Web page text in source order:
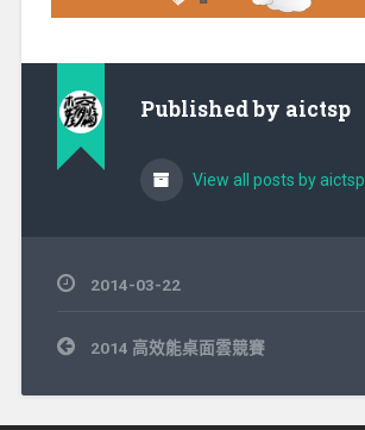
Published by aictsp
View all posts by aictsp
2014-03-22
文
章
覽
2014 高效能桌面雲競賽